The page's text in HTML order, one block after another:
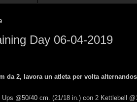
Day 06-04-2019
da 2, lavora un atleta per volta
@50/40 cm. (21/18 in.) con 2 Kettlebell